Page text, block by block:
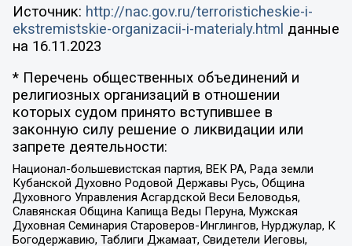
Источник: http://nac.gov.ru/terroristicheskie-i-
ekstremistskie-organizacii-i-materialy.html данные
на 16.11.2023
* Перечень общественных объединений и
религиозных организаций в отношении
которых судом принято вступившее в
законную силу решение о ликвидации или
запрете деятельности:
Национал-большевистская партия, ВЕК РА, Рада земли
Кубанской Духовно Родовой Державы Русь, Община
Духовного Управления Асгардской Веси Беловодья,
Славянская Община Капища Веды Перуна, Мужская
Духовная Семинария Староверов-Инглингов, Нурджулар, К
Богодержавию, Таблиги Джамаат, Свидетели Иеговы,